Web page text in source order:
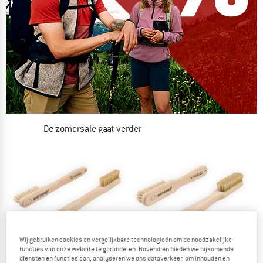
De zomersale gaat verder
NAAR DE SALE
Wij gebruiken cookies en vergelijkbare technologieën om de noodzakelijke
functies van onze website te garanderen. Bovendien bieden we bijkomende
diensten en functies aan, analyseren we ons dataverkeer, om inhouden en